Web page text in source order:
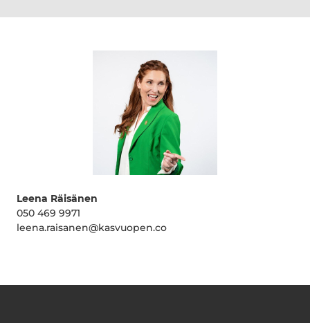
Leena Räisänen
050 469 9971
leena.raisanen@kasvuopen.co